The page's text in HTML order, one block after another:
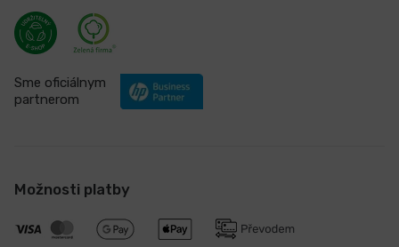
Sme oficiálnym
partnerom
Možnosti platby